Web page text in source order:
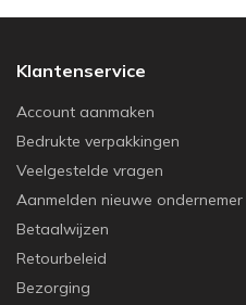
Klantenservice
Account aanmaken
Bedrukte verpakkingen
Veelgestelde vragen
Aanmelden nieuwe ondernemer
Betaalwijzen
Retourbeleid
Bezorging